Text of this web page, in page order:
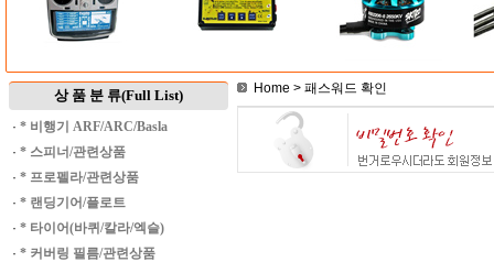
상 품 분 류(Full List)
· * 비행기 ARF/ARC/Basla
· * 스피너/관련상품
· * 프로펠라/관련상품
· * 랜딩기어/플로트
· * 타이어(바퀴/칼라/엑슬)
· * 커버링 필름/관련상품
Home > 패스워드 확인